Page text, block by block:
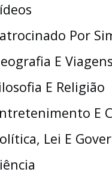
Por
E Viagens
E Religião
E
Lei E